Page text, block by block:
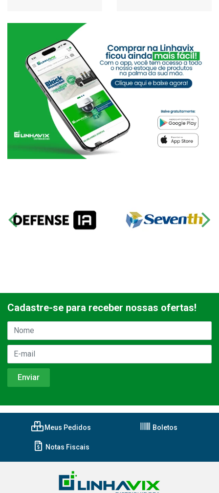
Cadastre-se para receber nossas ofertas!
Meus Pedidos Boletos
Notas Fiscais